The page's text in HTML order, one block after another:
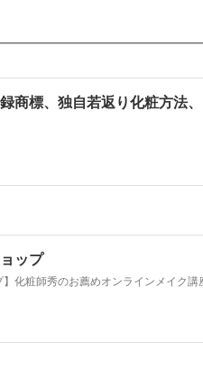
商標、独自若返り化粧方法
ップ
】化粧師秀のお薦めオンラインメイク